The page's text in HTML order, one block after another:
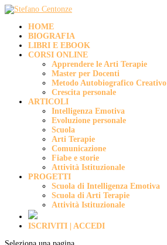
HOME
BIOGRAFIA
LIBRI E EBOOK
CORSI ONLINE
Apprendere le Arti Terapie
Master per Docenti
Metodo Autobiografico Creativo
Crescita personale
ARTICOLI
Intelligenza Emotiva
Evoluzione personale
Scuola
Arti Terapie
Comunicazione
Fiabe e storie
Attività Istituzionale
PROGETTI
Scuola di Intelligenza Emotiva
Scuola di Arti Terapie
Attività Istituzionale
ISCRIVITI | ACCEDI